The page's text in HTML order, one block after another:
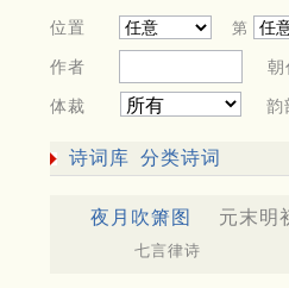
位置 第
作者 朝
体裁 韵
诗词库 分类诗词
夜月吹箫图 元末明
七言律诗